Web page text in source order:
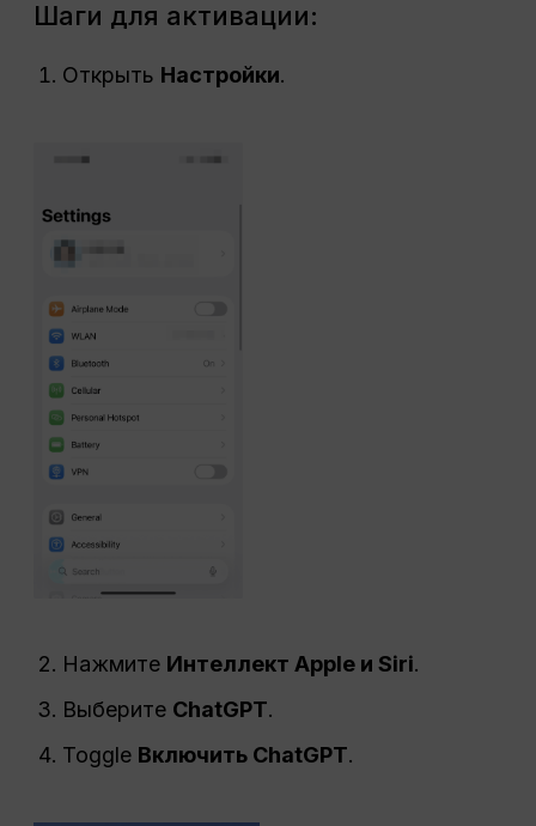
Шаги для активации:
Открыть Настройки.
Нажмите Интеллект Apple и Siri.
Выберите ChatGPT.
Toggle Включить ChatGPT.